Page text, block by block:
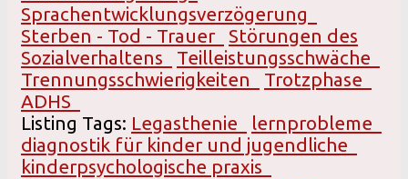
Sprachentwicklungsverzögerung
Sterben - Tod - Trauer
Störungen des
Sozialverhaltens
Teilleistungsschwäche
Trennungsschwierigkeiten
Trotzphase
ADHS
Listing Tags: Legasthenie
lernprobleme
diagnostik für kinder und jugendliche
kinderpsychologische praxis